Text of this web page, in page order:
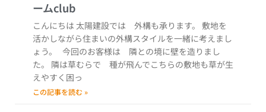
こんにちは 太陽建設では 外構も承ります。 敷地を
活かしながら住まいの外構スタイルを一緒に考えまし
ょう。 今回のお客様は 隣との境に壁を造りまし
た。 隣は草むらで 種が飛んでこちらの敷地も草が生
えやすく困っ
この記事を読む »